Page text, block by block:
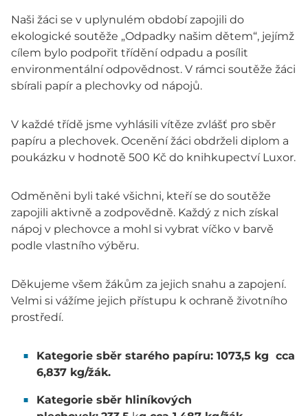
Naši žáci se v uplynulém období zapojili do
ekologické soutěže „Odpadky našim dětem“, jejímž
cílem bylo podpořit třídění odpadu a posílit
environmentální odpovědnost. V rámci soutěže žáci
sbírali papír a plechovky od nápojů.
V každé třídě jsme vyhlásili vítěze zvlášť pro sběr
papíru a plechovek. Ocenění žáci obdrželi diplom a
poukázku v hodnotě 500 Kč do knihkupectví Luxor.
Odměněni byli také všichni, kteří se do soutěže
zapojili aktivně a zodpovědně. Každý z nich získal
nápoj v plechovce a mohl si vybrat víčko v barvě
podle vlastního výběru.
Děkujeme všem žákům za jejich snahu a zapojení.
Velmi si vážíme jejich přístupu k ochraně životního
prostředí.
Kategorie sběr starého papíru:1073,5 kg cca
6,837 kg/žák.
Kategorie sběr hliníkových